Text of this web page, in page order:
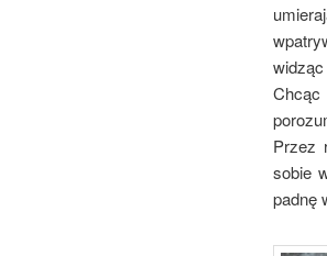
Przez
sobie
padnę